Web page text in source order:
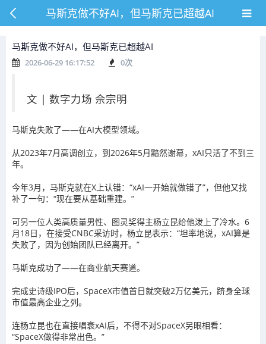
马斯克做不好AI，但马斯克已超越AI
马斯克做不好AI，但马斯克已超越AI
2026-06-29 16:17:52 0次
文 | 数字力场 佘宗明
马斯克失败了——在AI大模型领域。
从2023年7月高调创立，到2026年5月黯然谢幕，xAI只活了不到三
年。
今年3月，马斯克就在X上认错：“xAI一开始就做错了”，但他又找
补了一句：“现在要从基础重建。”
可另一位人类高质量男性、图灵奖得主杨立昆给他泼上了冷水。6
月18日，在接受CNBC采访时，杨立昆表示：“坦率地说，xAI算是
失败了，因为创始团队已经离开。”
马斯克成功了——在商业航天赛道。
完成史诗级IPO后，SpaceX市值首日就突破2万亿美元，跻身全球
市值最高企业之列。
连杨立昆也在直接唱衰xAI后，不得不对SpaceX另眼相看：
“SpaceX做得非常出色。”